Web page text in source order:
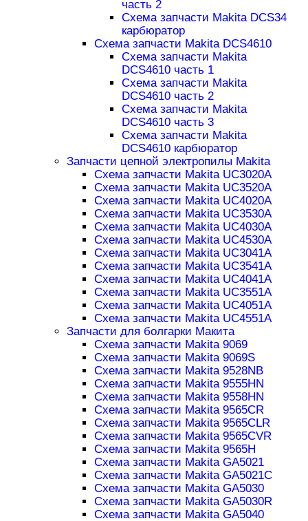
часть 2
Схема запчасти Makita DCS34
карбюратор
Схема запчасти Makita DCS4610
Схема запчасти Makita
DCS4610 часть 1
Схема запчасти Makita
DCS4610 часть 2
Схема запчасти Makita
DCS4610 часть 3
Схема запчасти Makita
DCS4610 карбюратор
Запчасти цепной электропилы Makita
Схема запчасти Makita UC3020A
Схема запчасти Makita UC3520A
Схема запчасти Makita UC4020A
Схема запчасти Makita UC3530A
Схема запчасти Makita UC4030A
Схема запчасти Makita UC4530A
Схема запчасти Makita UC3041A
Схема запчасти Makita UC3541A
Схема запчасти Makita UC4041A
Схема запчасти Makita UC3551A
Схема запчасти Makita UC4051A
Схема запчасти Makita UC4551A
Запчасти для болгарки Макита
Схема запчасти Makita 9069
Схема запчасти Makita 9069S
Схема запчасти Makita 9528NB
Схема запчасти Makita 9555HN
Схема запчасти Makita 9558HN
Схема запчасти Makita 9565CR
Схема запчасти Makita 9565CLR
Схема запчасти Makita 9565CVR
Схема запчасти Makita 9565H
Схема запчасти Makita GA5021
Схема запчасти Makita GA5021C
Схема запчасти Makita GA5030
Схема запчасти Makita GA5030R
Схема запчасти Makita GA5040